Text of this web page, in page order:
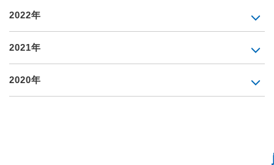
2022年
2021年
2020年